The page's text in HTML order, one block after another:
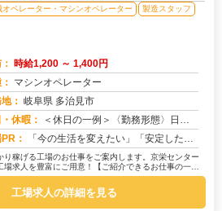
オペレーター・マシンオペレーター
製造スタッフ
時給1,200 ～ 1,400円
マシンオペレーター
： 岐阜県 多治見市
休暇：
＜休日の一例＞〈勤務形態〉日勤〈休日〉土日★ＧＷ・夏季・冬季・年末年始休暇あり★有給休暇あり※配属先により休日・勤...
：
「今の生活を変えたい」「安定した収入がほしい」そんなあなたの想いに応えます。株式会社京栄センターは、工場・製造業に...
り稼げる工場のお仕事をご案内します。京栄センター
求人を豊富にご用意！【ご紹介できるお仕事の一
業...
工場求人の詳細を見る